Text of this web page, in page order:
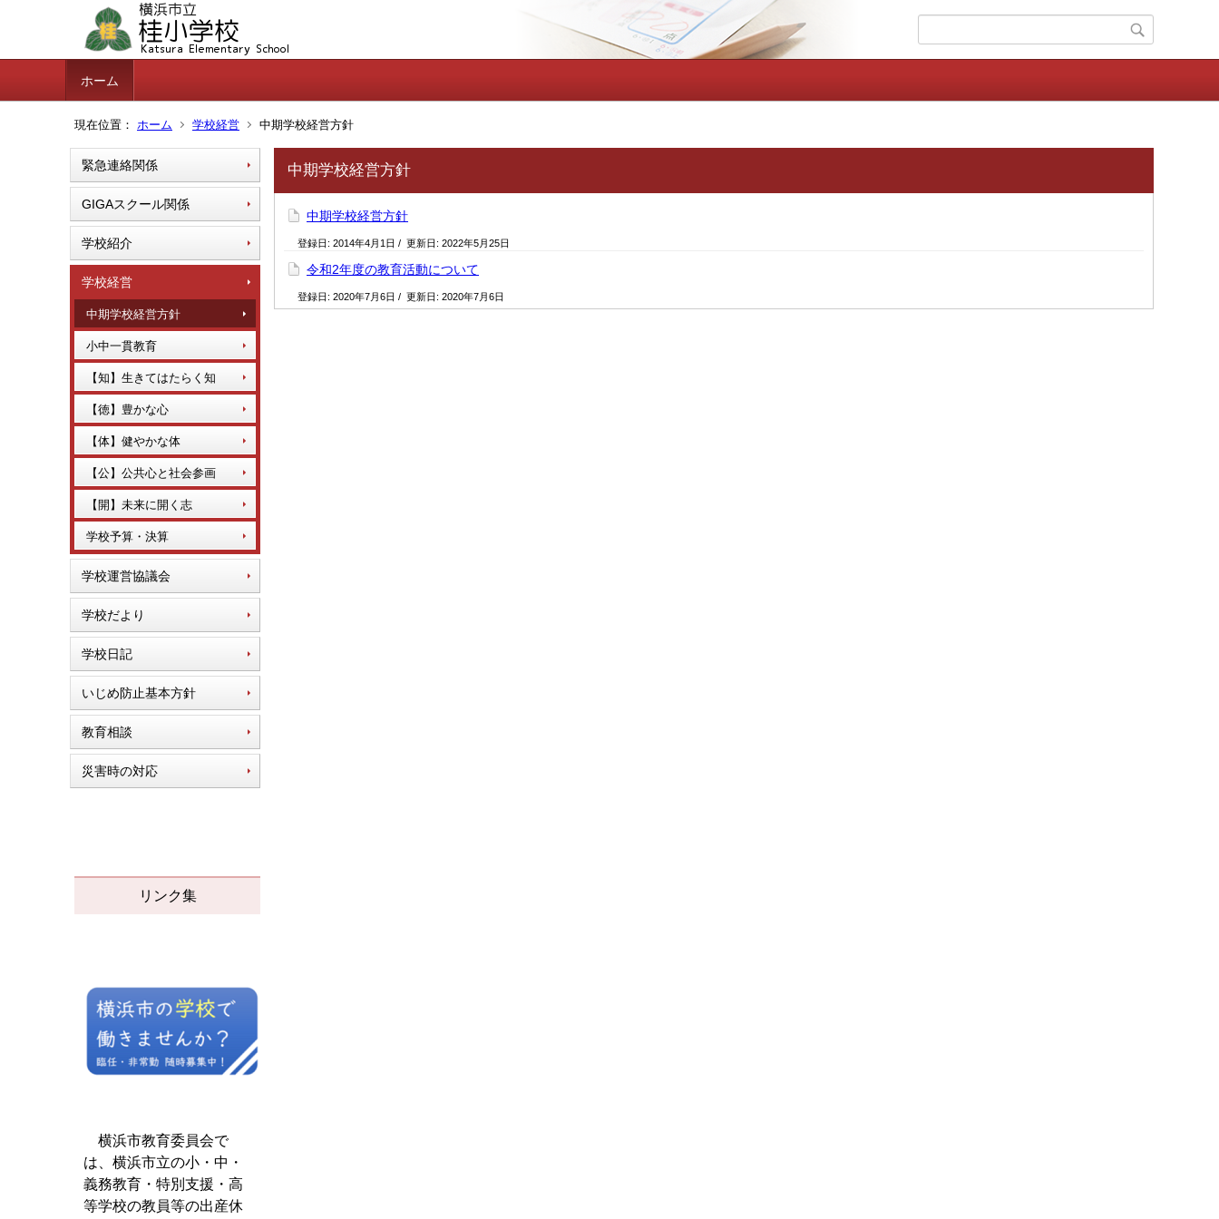
ホーム
現在位置： ホーム 学校経営 中期学校経営方針
緊急連絡関係
GIGAスクール関係
学校紹介
学校経営
中期学校経営方針
小中一貫教育
【知】生きてはたらく知
【徳】豊かな心
【体】健やかな体
【公】公共心と社会参画
【開】未来に開く志
学校予算・決算
学校運営協議会
学校だより
学校日記
いじめ防止基本方針
教育相談
災害時の対応
リンク集
横浜市教育委員会で
は、横浜市立の小・中・
義務教育・特別支援・高
等学校の教員等の出産休
中期学校経営方針
中期学校経営方針
登録日: 2014年4月1日 / 更新日: 2022年5月25日
令和2年度の教育活動について
登録日: 2020年7月6日 / 更新日: 2020年7月6日